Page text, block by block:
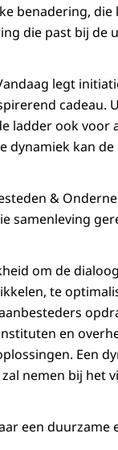
benadering,
die past bij de
legt
cadeau.
ladder ook voor
dynamiek kan
&
samenleving
om de
te
en
Een
nemen bij het
een duurzame